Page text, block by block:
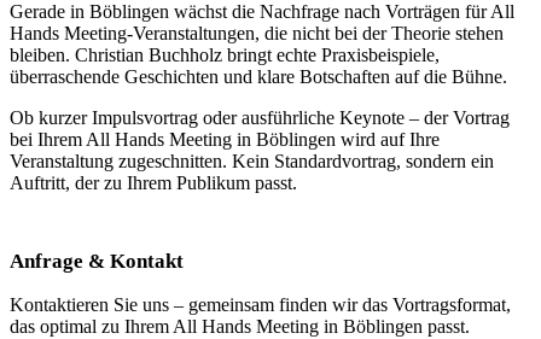
Gerade in Böblingen wächst die Nachfrage nach Vorträgen für All
Hands Meeting-Veranstaltungen, die nicht bei der Theorie stehen
bleiben. Christian Buchholz bringt echte Praxisbeispiele,
überraschende Geschichten und klare Botschaften auf die Bühne.
Ob kurzer Impulsvortrag oder ausführliche Keynote – der Vortrag
bei Ihrem All Hands Meeting in Böblingen wird auf Ihre
Veranstaltung zugeschnitten. Kein Standardvortrag, sondern ein
Auftritt, der zu Ihrem Publikum passt.
Anfrage & Kontakt
Kontaktieren Sie uns – gemeinsam finden wir das Vortragsformat,
das optimal zu Ihrem All Hands Meeting in Böblingen passt.